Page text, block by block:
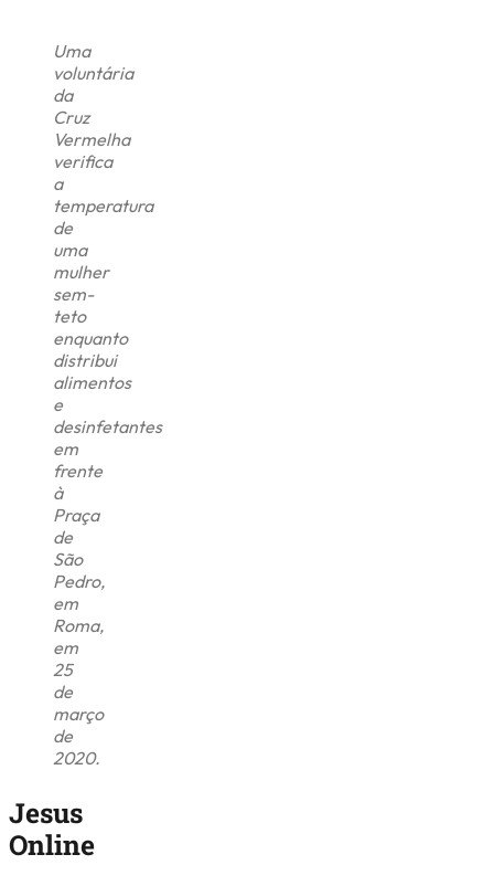
Uma
voluntária
da
Cruz
Vermelha
verifica
a
temperatura
de
uma
mulher
sem-
teto
enquanto
distribui
alimentos
e
desinfetantes
em
frente
à
Praça
de
São
Pedro,
em
Roma,
em
25
de
março
de
2020.
Jesus
Online